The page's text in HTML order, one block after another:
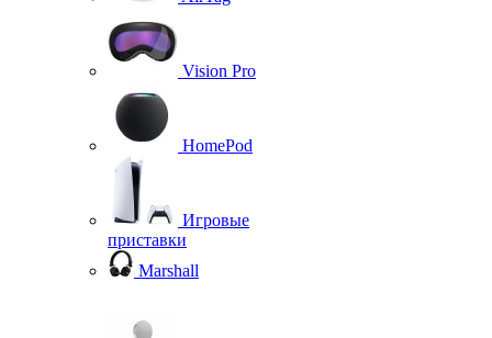
Vision Pro
HomePod
Игровые
приставки
Marshall